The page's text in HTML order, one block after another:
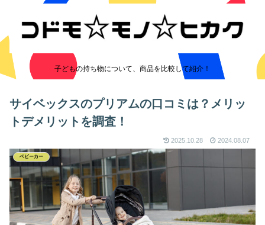
子どもの持ち物について、商品を比較して紹介！
サイベックスのプリアムの口コミは？メリッ
トデメリットを調査！
2025.10.28 2024.08.07
ベビーカー